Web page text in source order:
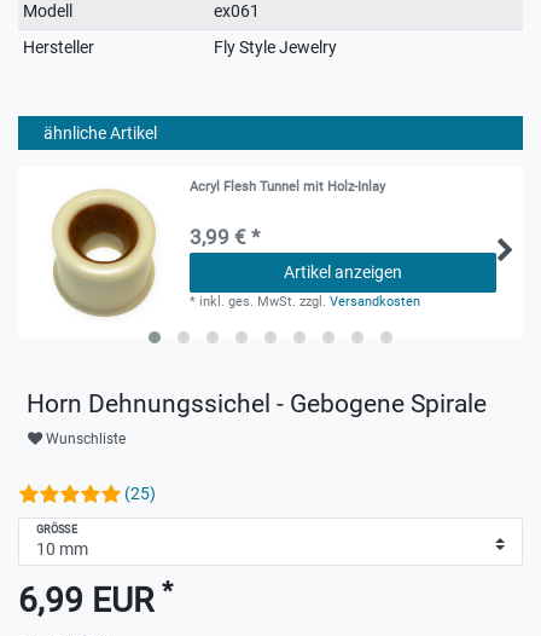
Modell
ex061
Hersteller
Fly Style Jewelry
ähnliche Artikel
Acryl Flesh Tunnel mit Holz-Inlay
3,99 € *
Artikel anzeigen
* inkl. ges. MwSt. zzgl.Versandkosten
Horn Dehnungssichel - Gebogene Spirale
Wunschliste
(25)
GRÖSSE
6,99 EUR *